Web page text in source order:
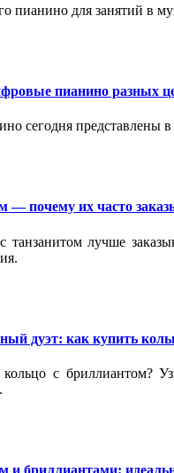
пианино для занятий в
пианино разных
сегодня представлены
— почему их часто
танзанитом лучше
дуэт: как купить
с бриллиантом?